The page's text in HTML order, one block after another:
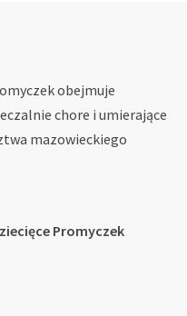
obejmuje
chore i umierające
mazowieckiego
Promyczek